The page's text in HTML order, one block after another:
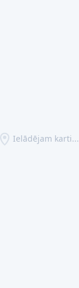
Ielādējam karti...